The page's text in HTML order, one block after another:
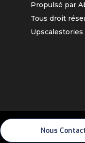
Propulsé par
Tous droit
Upscalestories
Nous